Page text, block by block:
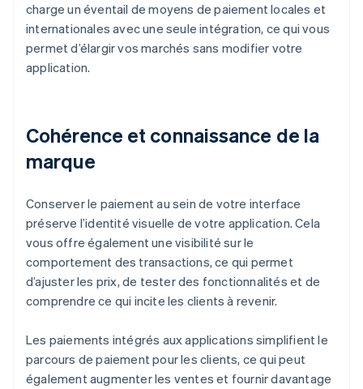
charge un éventail de moyens de paiement locales et
internationales avec une seule intégration, ce qui vous
permet d’élargir vos marchés sans modifier votre
application.
Cohérence et connaissance de la
marque
Conserver le paiement au sein de votre interface
préserve l’identité visuelle de votre application. Cela
vous offre également une visibilité sur le
comportement des transactions, ce qui permet
d’ajuster les prix, de tester des fonctionnalités et de
comprendre ce qui incite les clients à revenir.
Les paiements intégrés aux applications simplifient le
parcours de paiement pour les clients, ce qui peut
également augmenter les ventes et fournir davantage